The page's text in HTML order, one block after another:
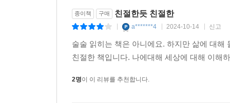
종이책 구매 친절한듯 친절한
a*******4 2024-10-14 신고
술술 읽히는 책은 아니에요. 하지만 삶에 대
친절한 책입니다. 나에대해 세상에 대해 이해
2명이 이 리뷰를 추천합니다.